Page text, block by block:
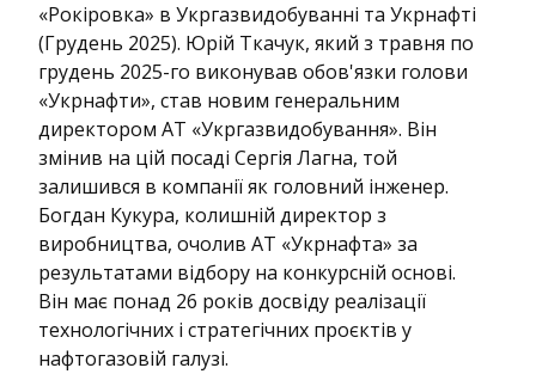
«Рокіровка» в Укргазвидобуванні та Укрнафті
(Грудень 2025). Юрій Ткачук, який з травня по
грудень 2025-го виконував обов'язки голови
«Укрнафти», став новим генеральним
директором АТ «Укргазвидобування». Він
змінив на цій посаді Сергія Лагна, той
залишився в компанії як головний інженер.
Богдан Кукура, колишній директор з
виробництва, очолив АТ «Укрнафта» за
результатами відбору на конкурсній основі.
Він має понад 26 років досвіду реалізації
технологічних і стратегічних проєктів у
нафтогазовій галузі.